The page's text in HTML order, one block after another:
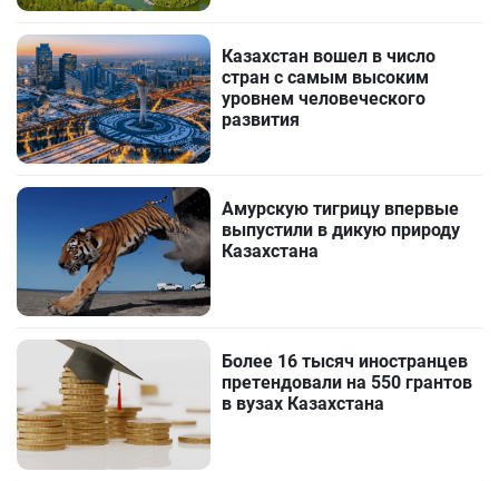
Казахстан вошел в число
стран с самым высоким
уровнем человеческого
развития
Амурскую тигрицу впервые
выпустили в дикую природу
Казахстана
Более 16 тысяч иностранцев
претендовали на 550 грантов
в вузах Казахстана